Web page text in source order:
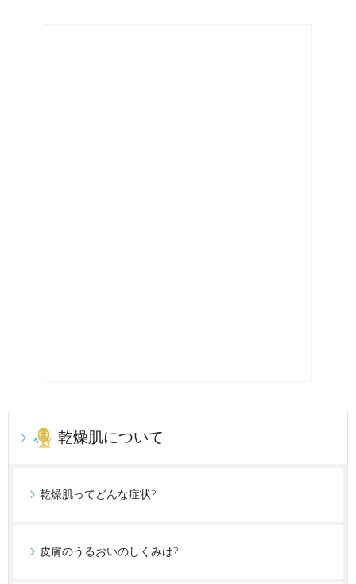
乾燥肌について
乾燥肌ってどんな症状?
皮膚のうるおいのしくみは?